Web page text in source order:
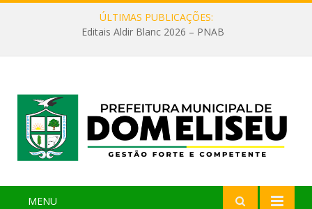
ÚLTIMAS PUBLICAÇÕES:
Editais Aldir Blanc 2026 – PNAB
MENU